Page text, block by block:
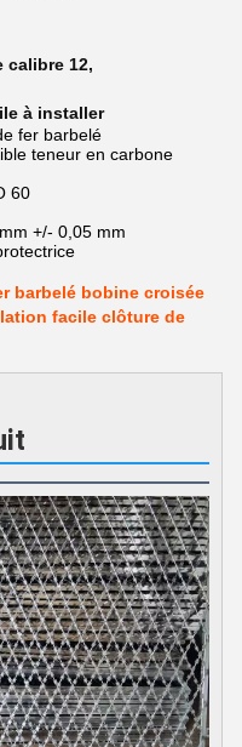
calibre 12,
à installer
fer barbelé
teneur en carbone
60
+/- 0,05 mm
barbelé bobine croisée
facile clôture de